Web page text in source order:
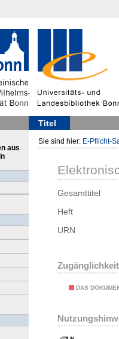
Titel
aus
Sie sind hier: E-Pflicht-
Gesamttitel
Heft
URN
Zugänglichkeit
DAS